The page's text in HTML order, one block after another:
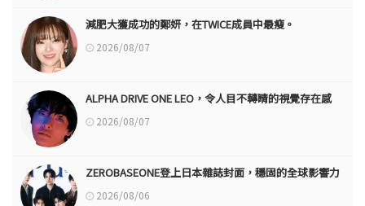
減肥大獲成功的鄭妍，在TWICE成員中最瘦。
2026/08/07
ALPHA DRIVE ONE LEO，令人目不轉睛的視覺存在感
2026/08/07
ZEROBASEONE登上日本雜誌封面，穩固的全球影響力
2026/08/06